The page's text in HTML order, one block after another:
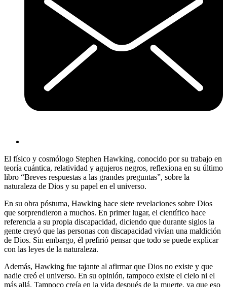
El físico y cosmólogo Stephen Hawking, conocido por su trabajo en
teoría cuántica, relatividad y agujeros negros, reflexiona en su último
libro “Breves respuestas a las grandes preguntas”, sobre la
naturaleza de Dios y su papel en el universo.
En su obra póstuma, Hawking hace siete revelaciones sobre Dios
que sorprendieron a muchos. En primer lugar, el científico hace
referencia a su propia discapacidad, diciendo que durante siglos la
gente creyó que las personas con discapacidad vivían una maldición
de Dios. Sin embargo, él prefirió pensar que todo se puede explicar
con las leyes de la naturaleza.
Además, Hawking fue tajante al afirmar que Dios no existe y que
nadie creó el universo. En su opinión, tampoco existe el cielo ni el
más allá. Tampoco creía en la vida después de la muerte, ya que eso